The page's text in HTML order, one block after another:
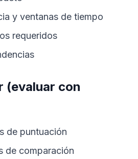
y ventanas de tiempo
requeridos
(evaluar con
de puntuación
de comparación